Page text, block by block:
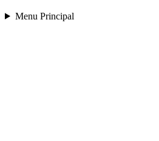
Menu Principal